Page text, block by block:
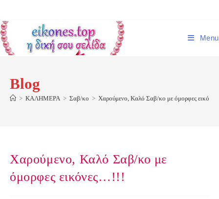
content
Menu
Blog
> ΚΑΛΗΜΕΡΑ > Σαβ/κο > Χαρούμενο, Καλό Σαβ/κο με όμορφες
Χαρούμενο, Καλό Σαβ/κο με
όμορφες εικόνες…!!!